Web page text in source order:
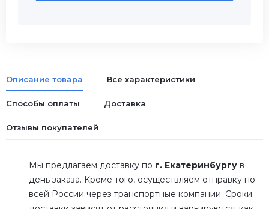
Описание товара Все характеристики
Способы оплаты Доставка
Отзывы покупателей
Мы предлагаем доставку по г. Екатеринбургу в
день заказа. Кроме того, осуществляем отправку по
всей России через транспортные компании. Сроки